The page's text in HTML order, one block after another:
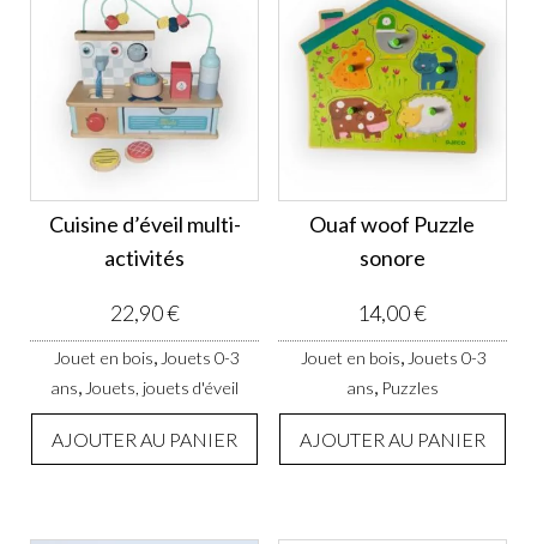
Cuisine d’éveil multi-
activités
22,90€
Jouet en bois Jouets 0-3
ans Jouets, jouets d'éveil
AJOUTER AU PANIER
Ouaf woof Puzzle
sonore
14,00€
Jouet en bois Jouets 0-3
ans Puzzles
AJOUTER AU PANIER